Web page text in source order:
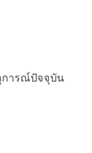
การณ์ปัจจุบัน